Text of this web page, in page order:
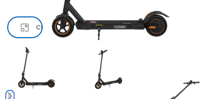
Click pentru a mari